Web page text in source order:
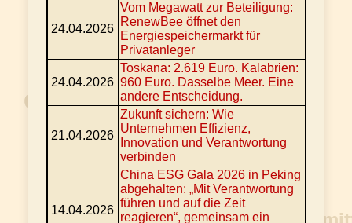
24.04.2026
Vom Megawatt zur Beteiligung:
RenewBee öffnet den
Energiespeichermarkt für
Privatanleger
24.04.2026
Toskana: 2.619 Euro. Kalabrien:
960 Euro. Dasselbe Meer. Eine
andere Entscheidung.
21.04.2026
Zukunft sichern: Wie
Unternehmen Effizienz,
Innovation und Verantwortung
verbinden
14.04.2026
China ESG Gala 2026 in Peking
abgehalten: „Mit Verantwortung
führen und auf die Zeit
reagieren“, gemeinsam ein